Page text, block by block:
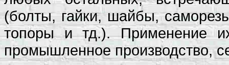
(болты, гайки, шайбы,
топоры и тд.). Применение
промышленное производство,